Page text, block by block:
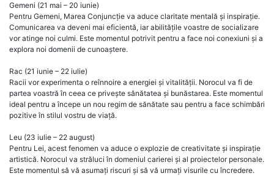
Gemeni (21 mai – 20 iunie)
Pentru Gemeni, Marea Conjuncție va aduce claritate mentală și inspirație.
Comunicarea va deveni mai eficientă, iar abilitățile voastre de socializare
vor atinge noi culmi. Este momentul potrivit pentru a face noi conexiuni și a
explora noi domenii de cunoaștere.
Rac (21 iunie – 22 iulie)
Racii vor experimenta o reînnoire a energiei și vitalității. Norocul va fi de
partea voastră în ceea ce privește sănătatea și bunăstarea. Este momentul
ideal pentru a începe un nou regim de sănătate sau pentru a face schimbări
pozitive în stilul vostru de viață.
Leu (23 iulie – 22 august)
Pentru Lei, acest fenomen va aduce o explozie de creativitate și inspirație
artistică. Norocul va străluci în domeniul carierei și al proiectelor personale.
Este momentul să vă asumați riscuri și să vă urmați visurile cu încredere.